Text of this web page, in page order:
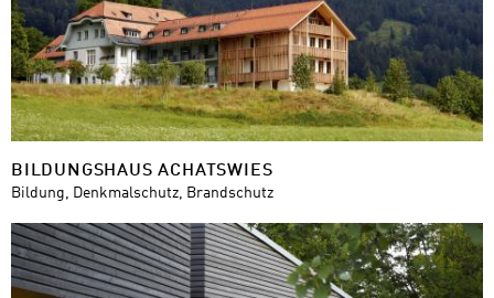
BILDUNGSHAUS ACHATSWIES
Bildung, Denkmalschutz, Brandschutz